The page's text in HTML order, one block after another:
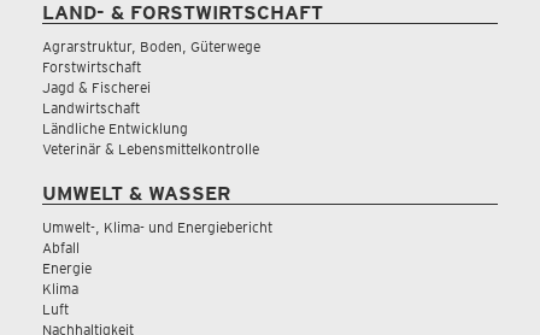
LAND- & FORSTWIRTSCHAFT
Agrarstruktur, Boden, Güterwege
Forstwirtschaft
Jagd & Fischerei
Landwirtschaft
Ländliche Entwicklung
Veterinär & Lebensmittelkontrolle
UMWELT & WASSER
Umwelt-, Klima- und Energiebericht
Abfall
Energie
Klima
Luft
Nachhaltigkeit